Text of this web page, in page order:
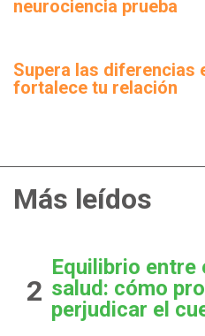
neurociencia prueba
Supera las diferencias
fortalece tu relación
Más leídos
2
Equilibrio entre
salud: cómo
perjudicar el